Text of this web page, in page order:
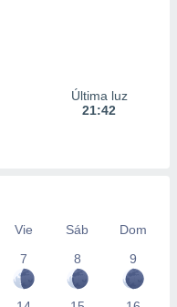
Última luz
21:42
Vie Sáb
Dom
7
8 9